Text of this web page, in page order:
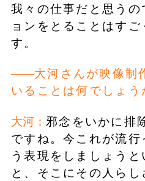
我々の仕事だと思う
ョンをとることはすご
す。
大河さんが映像制
いることは何でしょう
大河： 邪念をいかに排
ですね。今これが流
う表現をしましょう
と、そこにその人ら